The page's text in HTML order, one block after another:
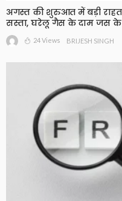
अगस्त की शुरुआत में बड़ी
सस्ता, घरेलू गैस के दाम जस
24 Views BRIJESH SINGH